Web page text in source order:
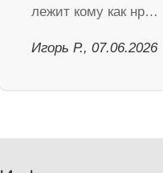
лежит кому как нр…
Игорь Р., 07.06.2026